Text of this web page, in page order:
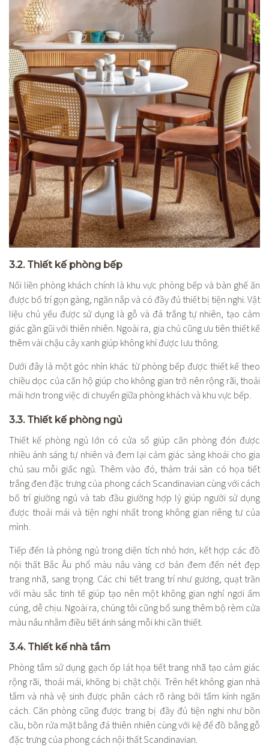
3.2. Thiết kế phòng bếp
Nối liền phòng khách chính là khu vực phòng bếp và bàn ghế ăn
được bố trí gọn gàng, ngăn nắp và có đầy đủ thiết bị tiện nghi. Vật
liệu chủ yếu được sử dụng là gỗ và đá trắng tự nhiên, tạo cảm
giác gần gũi với thiên nhiên. Ngoài ra, gia chủ cũng ưu tiên thiết kế
thêm vài chậu cây xanh giúp không khí được lưu thông.
Dưới đây là một góc nhìn khác từ phòng bếp được thiết kế theo
chiều dọc của căn hộ giúp cho không gian trở nên rộng rãi, thoải
mái hơn trong việc di chuyển giữa phòng khách và khu vực bếp.
3.3. Thiết kế phòng ngủ
Thiết kế phòng ngủ lớn có cửa sổ giúp căn phòng đón được
nhiều ánh sáng tự nhiên và đem lại cảm giác sảng khoái cho gia
chủ sau mỗi giấc ngủ. Thêm vào đó, thảm trải sàn có họa tiết
trắng đen đặc trưng của phong cách Scandinavian cùng với cách
bố trí giường ngủ và tab đầu giường hợp lý giúp người sử dụng
được thoải mái và tiện nghi nhất trong không gian riêng tư của
mình.
Tiếp đến là phòng ngủ trong diện tích nhỏ hơn, kết hợp các đồ
nội thất Bắc Âu phổ màu nâu vàng cơ bản đem đến nét đẹp
trang nhã, sang trọng. Các chi tiết trang trí như gương, quạt trần
với màu sắc tinh tế giúp tạo nên một không gian nghỉ ngơi ấm
cúng, dễ chịu. Ngoài ra, chúng tôi cũng bổ sung thêm bộ rèm cửa
màu nâu nhằm điều tiết ánh sáng mỗi khi cần thiết.
3.4. Thiết kế nhà tắm
Phòng tắm sử dụng gạch ốp lát họa tiết trang nhã tạo cảm giác
rộng rãi, thoải mái, không bị chật chội. Trên hết không gian nhà
tắm và nhà vệ sinh được phân cách rõ ràng bởi tấm kính ngăn
cách. Căn phòng cũng được trang bị đầy đủ tiện nghi như bồn
cầu, bồn rửa mặt bằng đá thiên nhiên cùng với kệ để đồ bằng gỗ
đặc trưng của phong cách nội thất Scandinavian.